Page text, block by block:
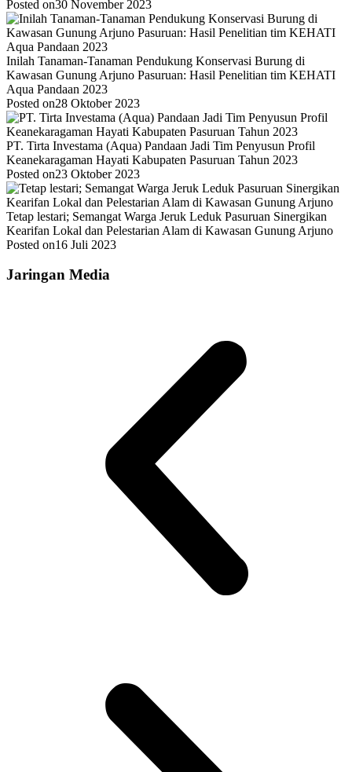
Posted on30 November 2023
Inilah Tanaman-Tanaman Pendukung Konservasi Burung di
Kawasan Gunung Arjuno Pasuruan: Hasil Penelitian tim KEHATI
Aqua Pandaan 2023
Posted on28 Oktober 2023
PT. Tirta Investama (Aqua) Pandaan Jadi Tim Penyusun Profil
Keanekaragaman Hayati Kabupaten Pasuruan Tahun 2023
Posted on23 Oktober 2023
Tetap lestari; Semangat Warga Jeruk Leduk Pasuruan Sinergikan
Kearifan Lokal dan Pelestarian Alam di Kawasan Gunung Arjuno
Posted on16 Juli 2023
Jaringan Media